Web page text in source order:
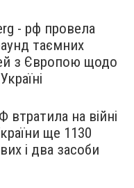
- рф провела
таємних
з Європою щодо
втратила на війні
ще 1130
і два засоби